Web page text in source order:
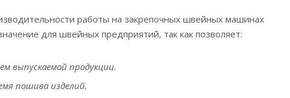
работы на закрепочных швейных машинах
для швейных предприятий, так как позволяет:
выпускаемой продукции.
пошива изделий.